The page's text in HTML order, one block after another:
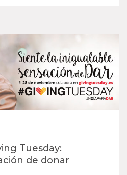
Tuesday:
de donar